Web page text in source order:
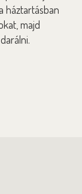
háztartásban
majd